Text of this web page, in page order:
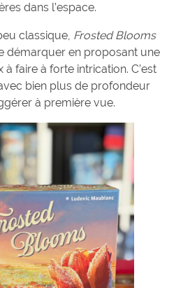
dans l’espace.
classique, Frosted Blooms
démarquer en proposant une
faire à forte intrication. C’est
bien plus de profondeur
à première vue.